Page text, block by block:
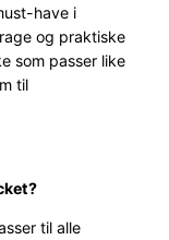
have i
og praktiske
som passer like
til
til alle